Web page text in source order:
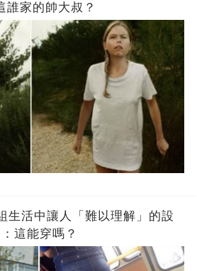
誰家的帥大叔？
生活中讓人「難以理解」的設
這能穿嗎？